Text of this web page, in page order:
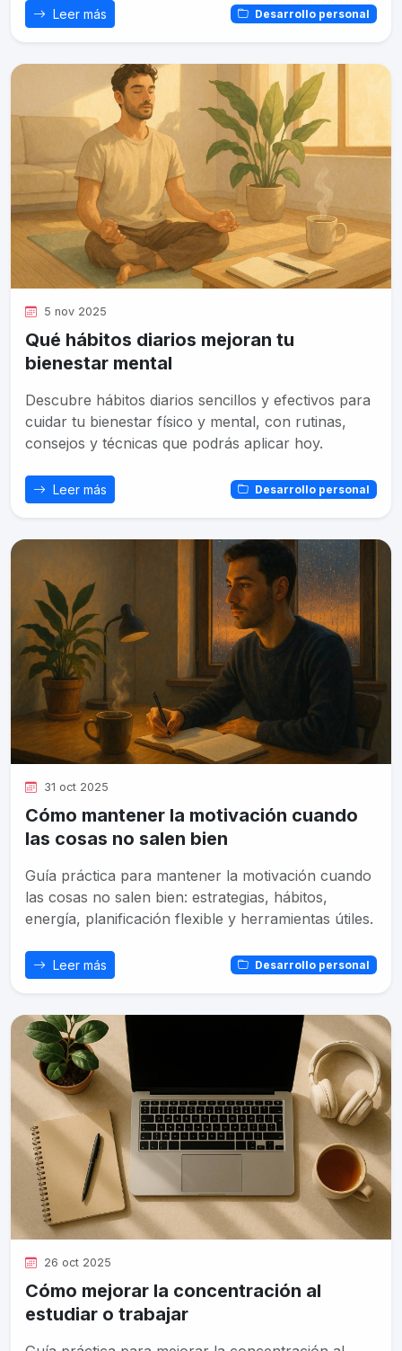
Leer más Desarrollo personal
5 nov 2025
Qué hábitos diarios mejoran tu
bienestar mental
Descubre hábitos diarios sencillos y efectivos para
cuidar tu bienestar físico y mental, con rutinas,
consejos y técnicas que podrás aplicar hoy.
Leer más Desarrollo personal
31 oct 2025
Cómo mantener la motivación cuando
las cosas no salen bien
Guía práctica para mantener la motivación cuando
las cosas no salen bien: estrategias, hábitos,
energía, planificación flexible y herramientas útiles.
Leer más Desarrollo personal
26 oct 2025
Cómo mejorar la concentración al
estudiar o trabajar